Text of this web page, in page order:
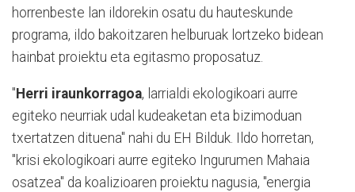
horrenbeste lan ildorekin osatu du hauteskunde
programa, ildo bakoitzaren helburuak lortzeko bidean
hainbat proiektu eta egitasmo proposatuz.
" Herri iraunkorragoa, larrialdi ekologikoari aurre
egiteko neurriak udal kudeaketan eta bizimoduan
txertatzen dituena" nahi du EH Bilduk. Ildo horretan,
"krisi ekologikoari aurre egiteko Ingurumen Mahaia
osatzea" da koalizioaren proiektu nagusia, "energia